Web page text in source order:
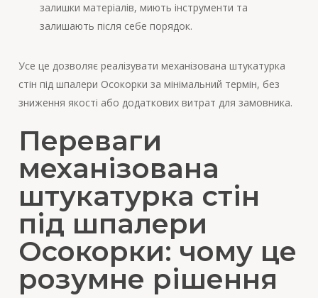
залишки матеріалів, миють інструменти та
залишають після себе порядок.
Усе це дозволяє реалізувати механізована штукатурка
стін під шпалери Осокорки за мінімальний термін, без
зниження якості або додаткових витрат для замовника.
Переваги
механізована
штукатурка стін
під шпалери
Осокорки: чому це
розумне рішення